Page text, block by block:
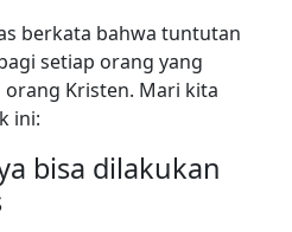
berkata bahwa tuntutan
setiap orang yang
Kristen. Mari kita
ini:
bisa dilakukan